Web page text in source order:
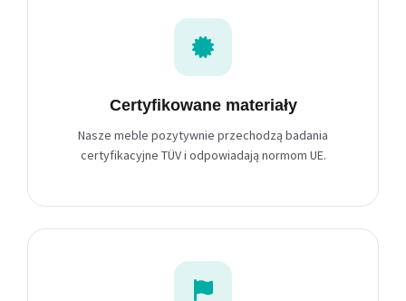
Certyfikowane materiały
Nasze meble pozytywnie przechodzą badania
certyfikacyjne TÜV i odpowiadają normom UE.